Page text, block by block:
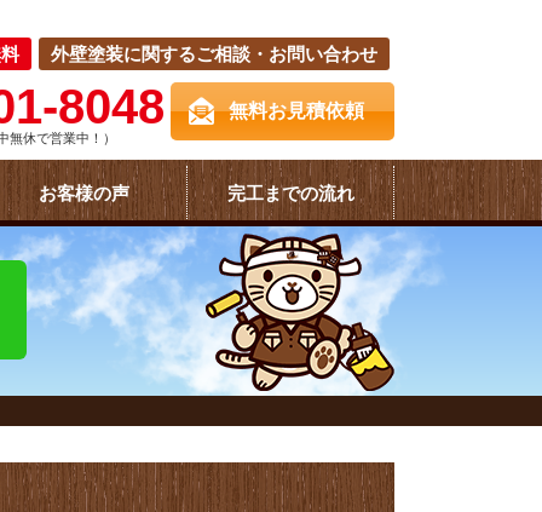
外壁塗装に関するご相談・お問い合わせ
8048
無休で営業中！）
無料お見積依頼
お客様の声 完工までの流れ